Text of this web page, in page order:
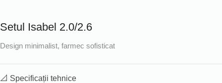
Setul Isabel 2.0/2.6
Design minimalist, farmec sofisticat
📐 Specificații tehnice